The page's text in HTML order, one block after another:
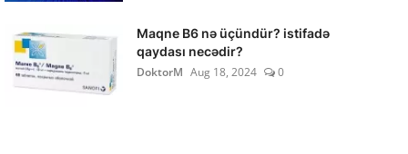
Maqne B6 nə üçündür? istifadə
qaydası necədir?
DoktorM Aug 18, 2024 0